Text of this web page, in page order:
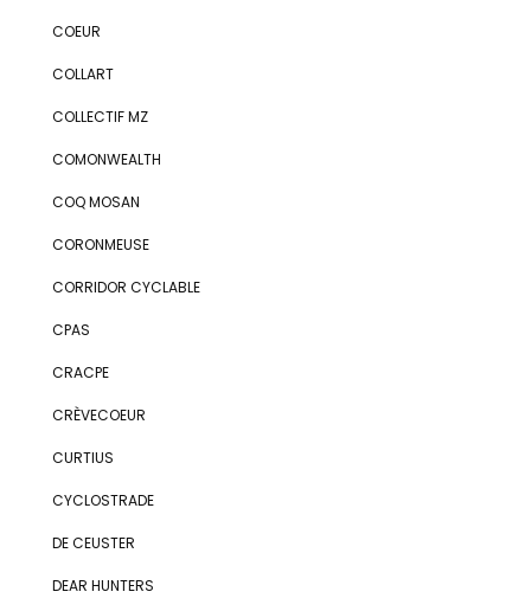
COEUR
COLLART
COLLECTIF MZ
COMONWEALTH
COQ MOSAN
CORONMEUSE
CORRIDOR CYCLABLE
CPAS
CRACPE
CRÈVECOEUR
CURTIUS
CYCLOSTRADE
DE CEUSTER
DEAR HUNTERS